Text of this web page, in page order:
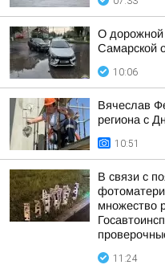
О дорожной
Самарской
10:06
Вячеслав
региона с
10:51
В связи с
множество
11:24